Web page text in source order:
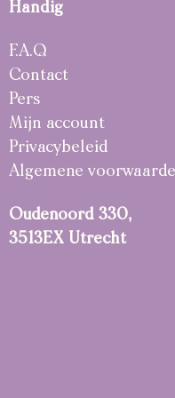
Handig
F.A.Q
Contact
Pers
Mijn account
Privacybeleid
Algemene
Oudenoord 330,
3513EX Utrecht